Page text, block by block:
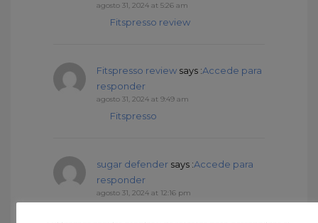
agosto 31, 2024 at 5:26 am
Fitspresso review
Fitspresso review says :Accede para
responder
agosto 31, 2024 at 9:49 am
Fitspresso
sugar defender says :Accede para
responder
agosto 31, 2024 at 12:16 pm